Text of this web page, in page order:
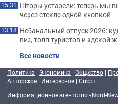
15:31 Шторы устарели: теперь мы
через стекло одной кнопкой
13:18 Небанальный отпуск 2026:
виз, толп туристов и адской
Все новости
Политика | Экономика | Общество |
Авторское | Интересное | Спорт
Информационное агентство «Nord-